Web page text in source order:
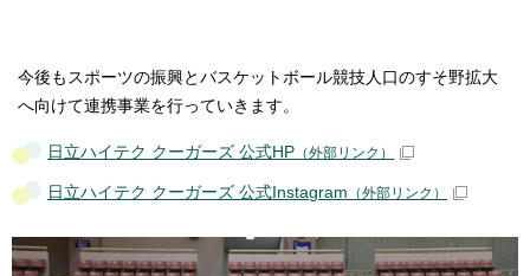
今後もスポーツの振興とバスケットボール競技人口のすそ野拡大
へ向けて連携事業を行っていきます。
日立ハイテク クーガーズ 公式HP （外部リンク）
日立ハイテク クーガーズ 公式Instagram （外部リンク）